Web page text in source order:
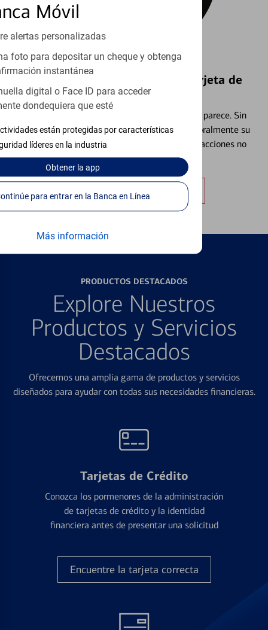
Móvil
alertas personalizadas
foto para depositar un cheque y obtenga
instantánea
digital o Face ID para acceder
dondequiera que esté
están protegidas por características
líderes en la industria
Obtenerla app
Continúe para entrar en la Banca en Línea
Más información
Bloquear y Desbloquear una Tarjeta de
Débito⁴
Extraviar una tarjeta es más común de lo que parece. Sin
embargo, puede bloquear y desbloquear temporalmente su
tarjeta de débito para ayudar a prevenir transacciones no
autorizadas.
Obtener más información
PRODUCTOS DESTACADOS
Explore Nuestros
Productos y Servicios
Destacados
Ofrecemos una amplia gama de productos y servicios
diseñados para ayudar con todas sus necesidades financieras.
Tarjetas de Crédito
Conozca los pormenores de la administración
de tarjetas de crédito y la identidad
financiera antes de presentar una solicitud
Encuentre la tarjeta correcta